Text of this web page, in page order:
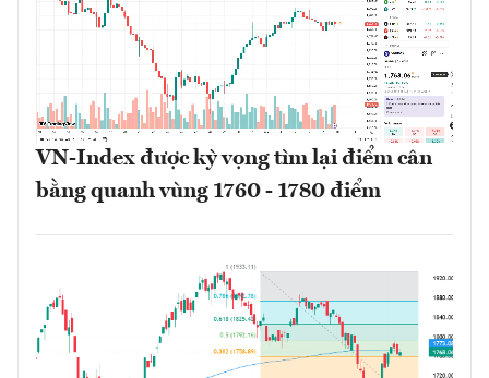
VN-Index được kỳ vọng tìm lại điểm cân
bằng quanh vùng 1760 - 1780 điểm